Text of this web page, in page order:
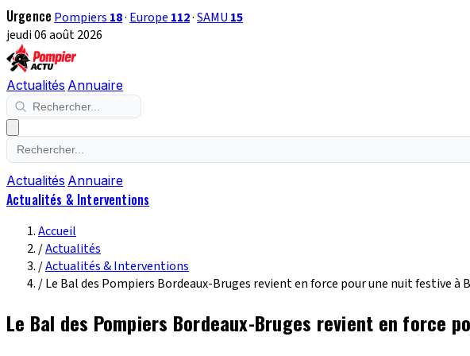
Urgence Pompiers 18· Europe 112·SAMU 15
jeudi 06 août 2026
Actualités Annuaire
Actualités Annuaire
Actualités & Interventions
Accueil
/Actualités
/Actualités & Interventions
/Le Bal des Pompiers Bordeaux-Bruges revient en force pour une nuit festive à
Le Bal des Pompiers Bordeaux-Bruges revient en force